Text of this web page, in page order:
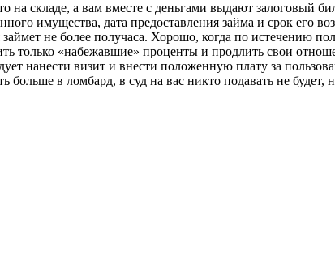
на складе, а вам вместе с деньгами выдают залоговый
имущества, дата предоставления займа и срок его
займет не более получаса. Хорошо, когда по
только «набежавшие» проценты и продлить свои
нанести визит и внести положенную плату за
в ломбард, в суд на вас никто подавать не будет,